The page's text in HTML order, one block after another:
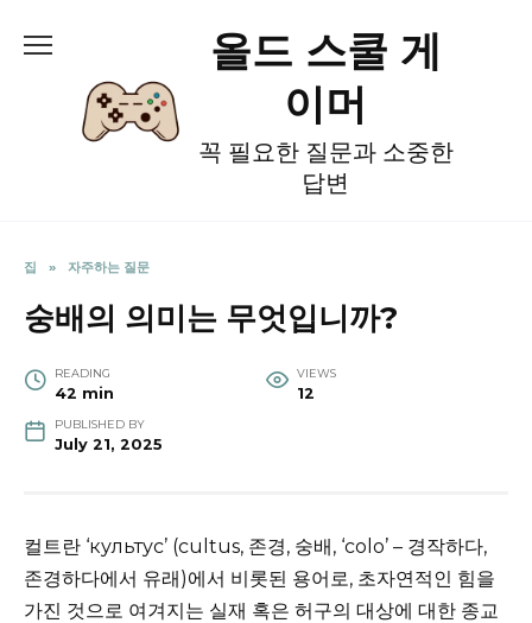
올드 스쿨 게
이머
꼭 필요한 질문과 소중한
답변
집 » 자주하는 질문
숭배의 의미는 무엇입니까?
READING
42 min
VIEWS
12
PUBLISHED BY
July 21, 2025
컬트란 ‘культус’ (cultus, 존경, 숭배, ‘colo’ – 경작하다,
존경하다에서 유래)에서 비롯된 용어로, 초자연적인 힘을
가진 것으로 여겨지는 실재 혹은 허구의 대상에 대한 종교